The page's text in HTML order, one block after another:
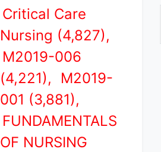
Critical Care
Nursing (4,827),
M2019-006
(4,221),
M2019-
001 (3,881),
FUNDAMENTALS
OF NURSING